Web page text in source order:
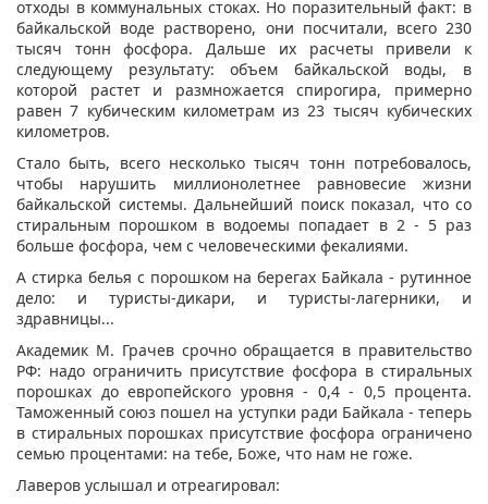
отходы в коммунальных стоках. Но поразительный факт: в
байкальской воде растворено, они посчитали, всего 230
тысяч тонн фосфора. Дальше их расчеты привели к
следующему результату: объем байкальской воды, в
которой растет и размножается спирогира, примерно
равен 7 кубическим километрам из 23 тысяч кубических
километров.
Стало быть, всего несколько тысяч тонн потребовалось,
чтобы нарушить миллионолетнее равновесие жизни
байкальской системы. Дальнейший поиск показал, что со
стиральным порошком в водоемы попадает в 2 - 5 раз
больше фосфора, чем с человеческими фекалиями.
А стирка белья с порошком на берегах Байкала - рутинное
дело: и туристы-дикари, и туристы-лагерники, и
здравницы...
Академик М. Грачев срочно обращается в правительство
РФ: надо ограничить присутствие фосфора в стиральных
порошках до европейского уровня - 0,4 - 0,5 процента.
Таможенный союз пошел на уступки ради Байкала - теперь
в стиральных порошках присутствие фосфора ограничено
семью процентами: на тебе, Боже, что нам не гоже.
Лаверов услышал и отреагировал: